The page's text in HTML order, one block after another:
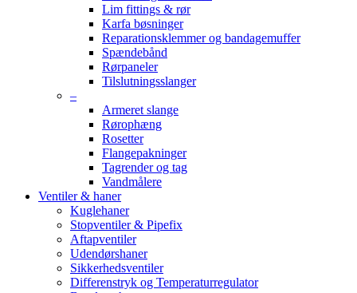
Lim fittings & rør
Karfa bøsninger
Reparationsklemmer og bandagemuffer
Spændebånd
Rørpaneler
Tilslutningsslanger
–
Armeret slange
Rørophæng
Rosetter
Flangepakninger
Tagrender og tag
Vandmålere
Ventiler & haner
Kuglehaner
Stopventiler & Pipefix
Aftapventiler
Udendørshaner
Sikkerhedsventiler
Differenstryk og Temperaturregulator